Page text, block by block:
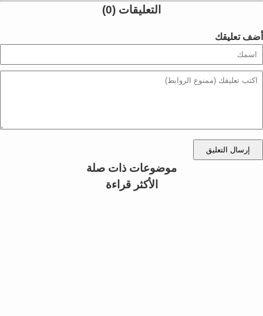
التعليقات (0)
أضف تعليقك
إرسال التعليق
موضوعات ذات صلة
الأكثر قراءة